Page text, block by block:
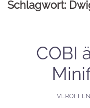
Schlagwort:
COBI